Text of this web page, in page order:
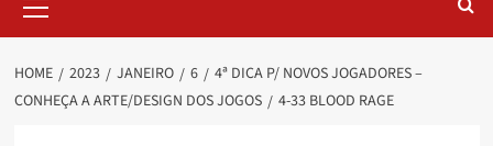
HOME 2023 JANEIRO 6
4ª DICA P/ NOVOS JOGADORES –
CONHEÇA A ARTE/DESIGN DOS JOGOS
4-33 BLOOD RAGE